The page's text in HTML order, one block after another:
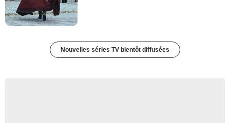
Nouvelles séries TV bientôt diffusées